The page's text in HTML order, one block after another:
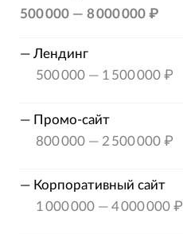
500 000— 8 000 000 ₽
— Лендинг
500 000— 1 500 000 ₽
— Промо-сайт
800 000— 2 500 000 ₽
— Корпоративный сайт
1 000 000— 4 000 000 ₽